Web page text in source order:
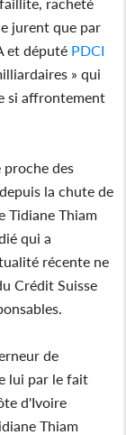
jurent que par
et député PDCI
» qui
si affrontement
proche des
la chute de
Tidiane Thiam
qui a
récente ne
Crédit Suisse
de
lui par le fait
d'Ivoire
Thiam